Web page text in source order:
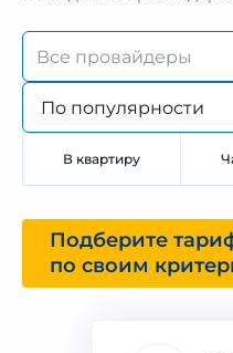
По популярности
В квартиру
Подберите
по своим